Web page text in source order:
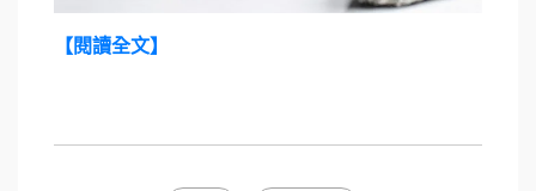
【閱讀全文】